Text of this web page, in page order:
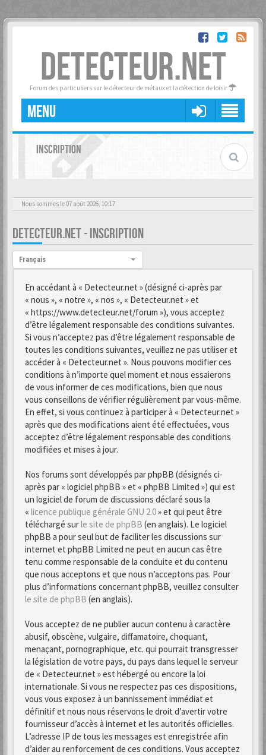
DETECTEUR.NET
Forum des particuliers sur le détecteur de métaux et la détection de loisir
MENU
INSCRIPTION
Nous sommes le 07 août 2026, 10:17
DETECTEUR.NET - INSCRIPTION
Langue :
Français
En accédant à « Detecteur.net » (désigné ci-après par
« nous », « notre », « nos », « Detecteur.net » et
« https://www.detecteur.net/forum »), vous acceptez
d’être légalement responsable des conditions suivantes.
Si vous n’acceptez pas d’être légalement responsable de
toutes les conditions suivantes, veuillez ne pas utiliser et
accéder à « Detecteur.net ». Nous pouvons modifier ces
conditions à n’importe quel moment et nous essaierons
de vous informer de ces modifications, bien que nous
vous conseillons de vérifier régulièrement par vous-même.
En effet, si vous continuez à participer à « Detecteur.net »
après que des modifications aient été effectuées, vous
acceptez d’être légalement responsable des conditions
modifiées et mises à jour.
Nos forums sont développés par phpBB (désignés ci-
après par « logiciel phpBB » et « phpBB Limited ») qui est
un logiciel de forum de discussions déclaré sous la
« licence publique générale GNU 2.0» et qui peut être
téléchargé surle site de phpBB (en anglais). Le logiciel
phpBB a pour seul but de faciliter les discussions sur
internet et phpBB Limited ne peut en aucun cas être
tenu comme responsable de la conduite et du contenu
que nous acceptons et que nous n’acceptons pas. Pour
plus d’informations concernant phpBB, veuillez consulter
le site de phpBB (en anglais).
Vous acceptez de ne publier aucun contenu à caractère
abusif, obscène, vulgaire, diffamatoire, choquant,
menaçant, pornographique, etc. qui pourrait transgresser
la législation de votre pays, du pays dans lequel le serveur
de « Detecteur.net » est hébergé ou encore la loi
internationale. Si vous ne respectez pas ces dispositions,
vous vous exposez à un bannissement immédiat et
définitif et nous nous réservons le droit d’avertir votre
fournisseur d’accès à internet et les autorités officielles.
L’adresse IP de tous les messages est enregistrée afin
d’aider au renforcement de ces conditions. Vous acceptez